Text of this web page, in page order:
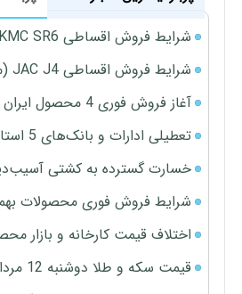
شرایط فروش اقساطی KMC SR6 کرمان موتور اعلام شد
شرایط فروش اقساطی JAC J4 (مرداد 1405)
آغاز فروش فوری 4 محصول ایران خودرو در نمایندگی‌ها
تعطیلی ادارات و بانک‌های 5 استان در روز چهارشنبه
خسارت گسترده به کشتی
شرایط فروش فوری محصولات بهمن
اختلاف قیمت کارخانه و بازار
قیمت سکه و طلا دوشنبه 12 مرداد 1405